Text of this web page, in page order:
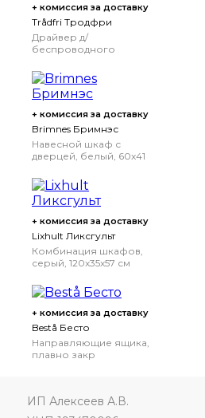
+ комиссия за доставку
Trådfri Тродфри
Драйвер д/
беспроводного
Вт
+ комиссия за доставку
Brimnes Бримнэс
Навесной шкаф с
дверцей, белый, 60x41
+ комиссия за доставку
Lixhult Ликсгульт
Комбинация шкафов,
серый, 120x35x57 см
+ комиссия за доставку
Bestå Бесто
Направляющие ящика,
плавно закр
ИП Алексеев А.В.